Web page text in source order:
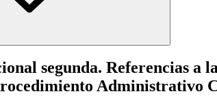
segunda. Referencias a
Administrativo